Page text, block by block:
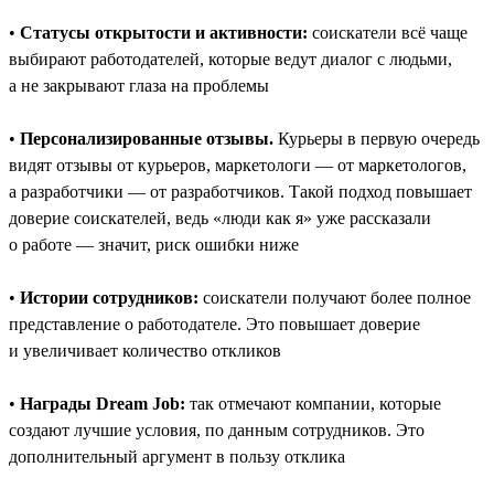
• Статусы открытости и активности: соискатели всё чаще
выбирают работодателей, которые ведут диалог с людьми,
а не закрывают глаза на проблемы
• Персонализированные отзывы. Курьеры в первую очередь
видят отзывы от курьеров, маркетологи — от маркетологов,
а разработчики — от разработчиков. Такой подход повышает
доверие соискателей, ведь «люди как я» уже рассказали
о работе — значит, риск ошибки ниже
• Истории сотрудников: соискатели получают более полное
представление о работодателе. Это повышает доверие
и увеличивает количество откликов
• Награды Dream Job: так отмечают компании, которые
создают лучшие условия, по данным сотрудников. Это
дополнительный аргумент в пользу отклика